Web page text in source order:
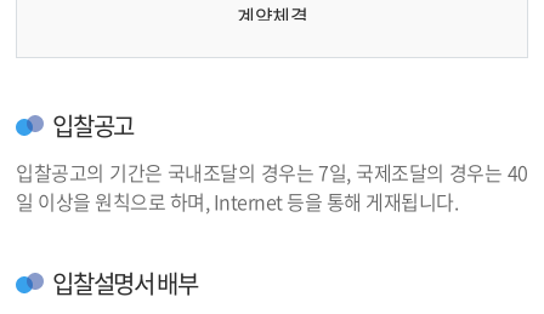
계약체결
입찰공고
입찰공고의 기간은 국내조달의 경우는 7일, 국제조달의 경우는 40
일 이상을 원칙으로 하며, Internet 등을 통해 게재됩니다.
입찰설명서 배부